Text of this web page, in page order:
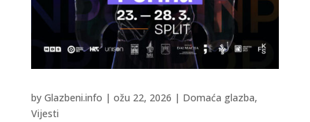
by Glazbeni.info | ožu 22, 2026 | Domaća glazba,
Vijesti